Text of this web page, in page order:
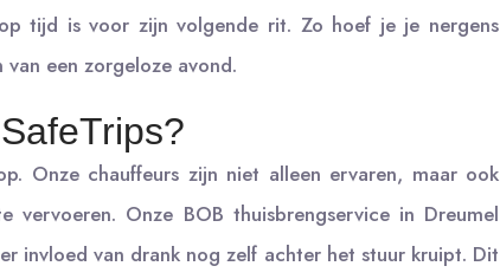
tijd is voor zijn volgende rit. Zo hoef je je nergens
een zorgeloze avond.
Onze chauffeurs zijn niet alleen ervaren, maar ook
Onze BOB thuisbrengservice in Dreumel
invloed van drank nog zelf achter het stuur kruipt. Dit